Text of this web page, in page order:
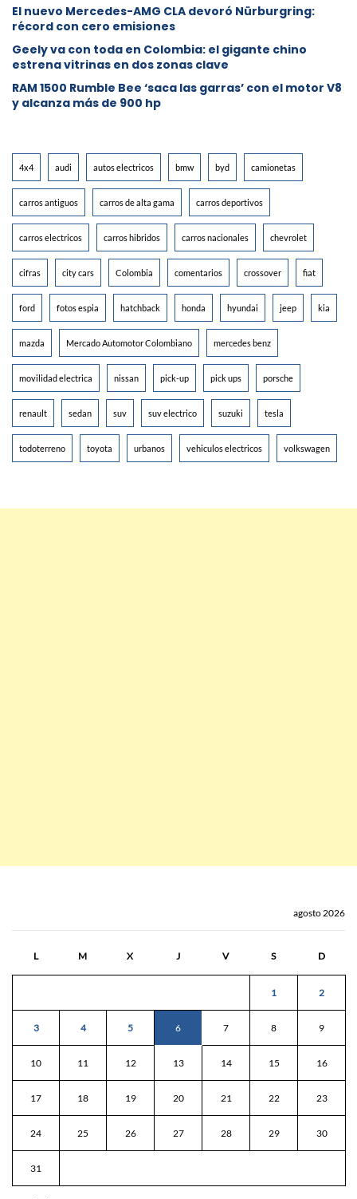
El nuevo Mercedes-AMG CLA devoró Nürburgring:
récord con cero emisiones
Geely va con toda en Colombia: el gigante chino
estrena vitrinas en dos zonas clave
RAM 1500 Rumble Bee ‘saca las garras’ con el motor V8
y alcanza más de 900 hp
4x4 audi autos electricos bmw byd camionetas
carros antiguos carros de alta gama carros deportivos
carros electricos carros hibridos carros nacionales chevrolet
cifras city cars Colombia comentarios crossover fiat
ford fotos espia hatchback honda hyundai jeep kia
mazda Mercado Automotor Colombiano mercedes benz
movilidad electrica nissan pick-up pick ups porsche
renault sedan suv suv electrico suzuki tesla
todoterreno toyota urbanos vehiculos electricos volkswagen
agosto 2026
L M X J V S D
1 2
3 4 5 6 7 8 9
10 11 12 13 14 15 16
17 18 19 20 21 22 23
24 25 26 27 28 29 30
31